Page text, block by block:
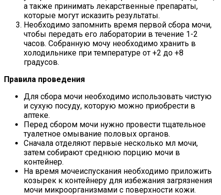
а также принимать лекарственные препараты,
которые могут исказить результаты.
Необходимо запомнить время первой сбора мочи,
чтобы передать его лаборатории в течение 1-2
часов. Собранную мочу необходимо хранить в
холодильнике при температуре от +2 до +8
градусов.
Правила проведения
Для сбора мочи необходимо использовать чистую
и сухую посуду, которую можно приобрести в
аптеке.
Перед сбором мочи нужно провести тщательное
туалетное омывание половых органов.
Сначала отделяют первые несколько мл мочи,
затем собирают среднюю порцию мочи в
контейнер.
На время мочеиспускания необходимо приложить
козырек к контейнеру для избежания загрязнения
мочи микроорганизмами с поверхности кожи.